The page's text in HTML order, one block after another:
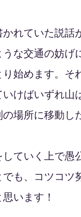
れていた説話
な交通の妨
始めます。
けばいずれ
場所に移動し
ていく上で愚
も、コツコ
います！